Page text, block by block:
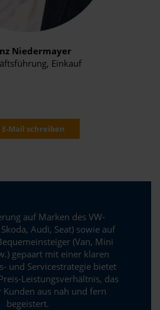
Niedermayer
Einkauf
E-Mail schreiben
auf Marken des VW-
Skoda, Audi, Seat) sowie auf
(Van, Mini
gepaart mit einer klaren
und Servicestrategie bietet
Leistungsverhältnis, das
aus nah und fern
begeistert.